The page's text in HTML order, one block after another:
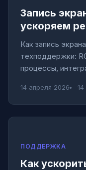
Запись
ускоряем
Как запись
техподдержки:
процессы,
14 апреля 2026
ПОДДЕРЖКА
Как